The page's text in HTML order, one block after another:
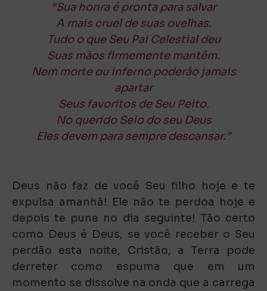
“Sua honra é pronta para salvar
A mais cruel de suas ovelhas.
Tudo o que Seu Pai Celestial deu
Suas mãos firmemente mantêm.
Nem morte ou inferno poderão jamais
apartar
Seus favoritos de Seu Peito.
No querido Seio do seu Deus
Eles devem para sempre descansar.”
Deus não faz de você Seu filho hoje e te
expulsa amanhã! Ele não te perdoa hoje e
depois te pune no dia seguinte! Tão certo
como Deus é Deus, se você receber o Seu
perdão esta noite, Cristão, a Terra pode
derreter como espuma que em um
momento se dissolve na onda que a carrega